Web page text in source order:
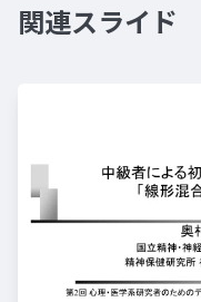
関連スライド